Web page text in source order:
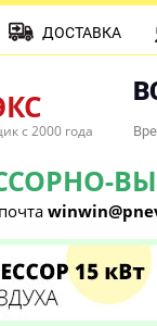
с 2000 года
ДОСТАВКА